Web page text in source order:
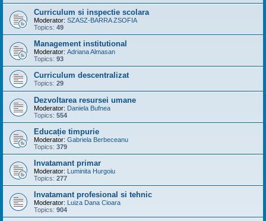
Curriculum si inspectie scolara
Moderator: SZASZ-BARRA ZSOFIA
Topics: 49
Management institutional
Moderator: Adriana Almasan
Topics: 93
Curriculum descentralizat
Topics: 29
Dezvoltarea resursei umane
Moderator: Daniela Bufnea
Topics: 554
Educație timpurie
Moderator: Gabriela Berbeceanu
Topics: 379
Invatamant primar
Moderator: Luminita Hurgoiu
Topics: 277
Invatamant profesional si tehnic
Moderator: Luiza Dana Cioara
Topics: 904